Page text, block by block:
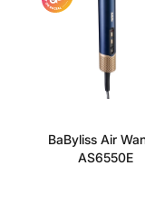
BaByliss Air
AS6550E